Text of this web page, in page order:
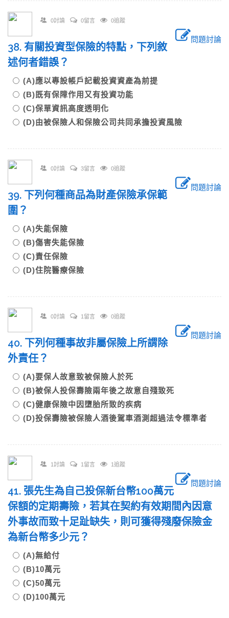
0討論 0留言 0追蹤
問題討論
38. 有關投資型保險的特點，下列敘
述何者錯誤？
(A)應以專設帳戶記載投資資產為前提
(B)既有保障作用又有投資功能
(C)保單資訊高度透明化
(D)由被保險人和保險公司共同承擔投資風險
0討論 3留言 0追蹤
問題討論
39. 下列何種商品為財產保險承保範
圍？
(A)失能保險
(B)傷害失能保險
(C)責任保險
(D)住院醫療保險
0討論 1留言 0追蹤
問題討論
40. 下列何種事故非屬保險上所謂除
外責任？
(A)要保人故意致被保險人於死
(B)被保人投保壽險兩年後之故意自殘致死
(C)健康保險中因墮胎所致的疾病
(D)投保壽險被保險人酒後駕車酒測超過法令標準者
1討論 1留言 1追蹤
問題討論
41. 張先生為自己投保新台幣100萬元
保額的定期壽險，若其在契約有效期間內因意
外事故而致十足趾缺失，則可獲得殘廢保險金
為新台幣多少元？
(A)無給付
(B)10萬元
(C)50萬元
(D)100萬元